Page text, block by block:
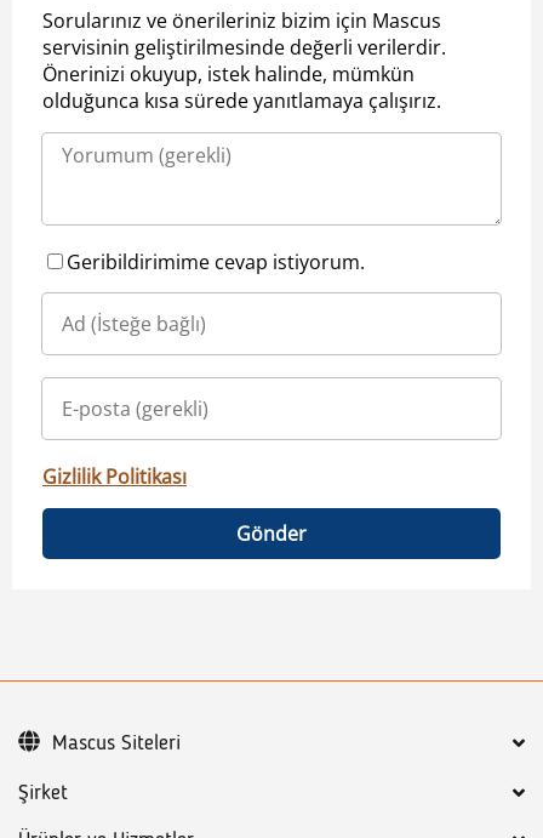
Sorularınız ve önerileriniz bizim için Mascus
servisinin geliştirilmesinde değerli verilerdir.
Önerinizi okuyup, istek halinde, mümkün
olduğunca kısa sürede yanıtlamaya çalışırız.
Geribildirimime cevap istiyorum.
Gizlilik Politikası
Gönder
Şirket
Mascus Siteleri